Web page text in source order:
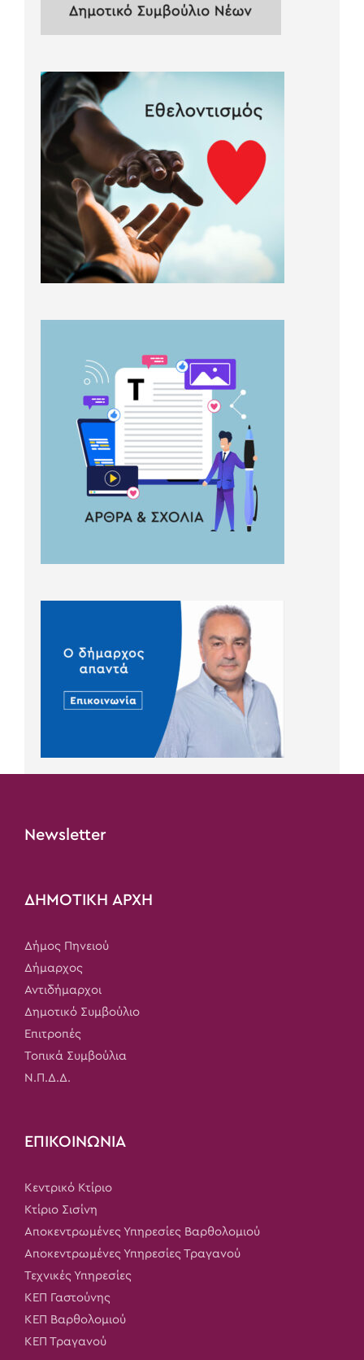
Newsletter
ΔΗΜΟΤΙΚΗ ΑΡΧΗ
Δήμος Πηνειού
Δήμαρχος
Αντιδήμαρχοι
Δημοτικό Συμβούλιο
Επιτροπές
Τοπικά Συμβούλια
Ν.Π.Δ.Δ.
ΕΠΙΚΟΙΝΩΝΙΑ
Κεντρικό Κτίριο
Κτίριο Σισίνη
Αποκεντρωμένες Υπηρεσίες Βαρθολομιού
Αποκεντρωμένες Υπηρεσίες Τραγανού
Τεχνικές Υπηρεσίες
ΚΕΠ Γαστούνης
ΚΕΠ Βαρθολομιού
ΚΕΠ Τραγανού